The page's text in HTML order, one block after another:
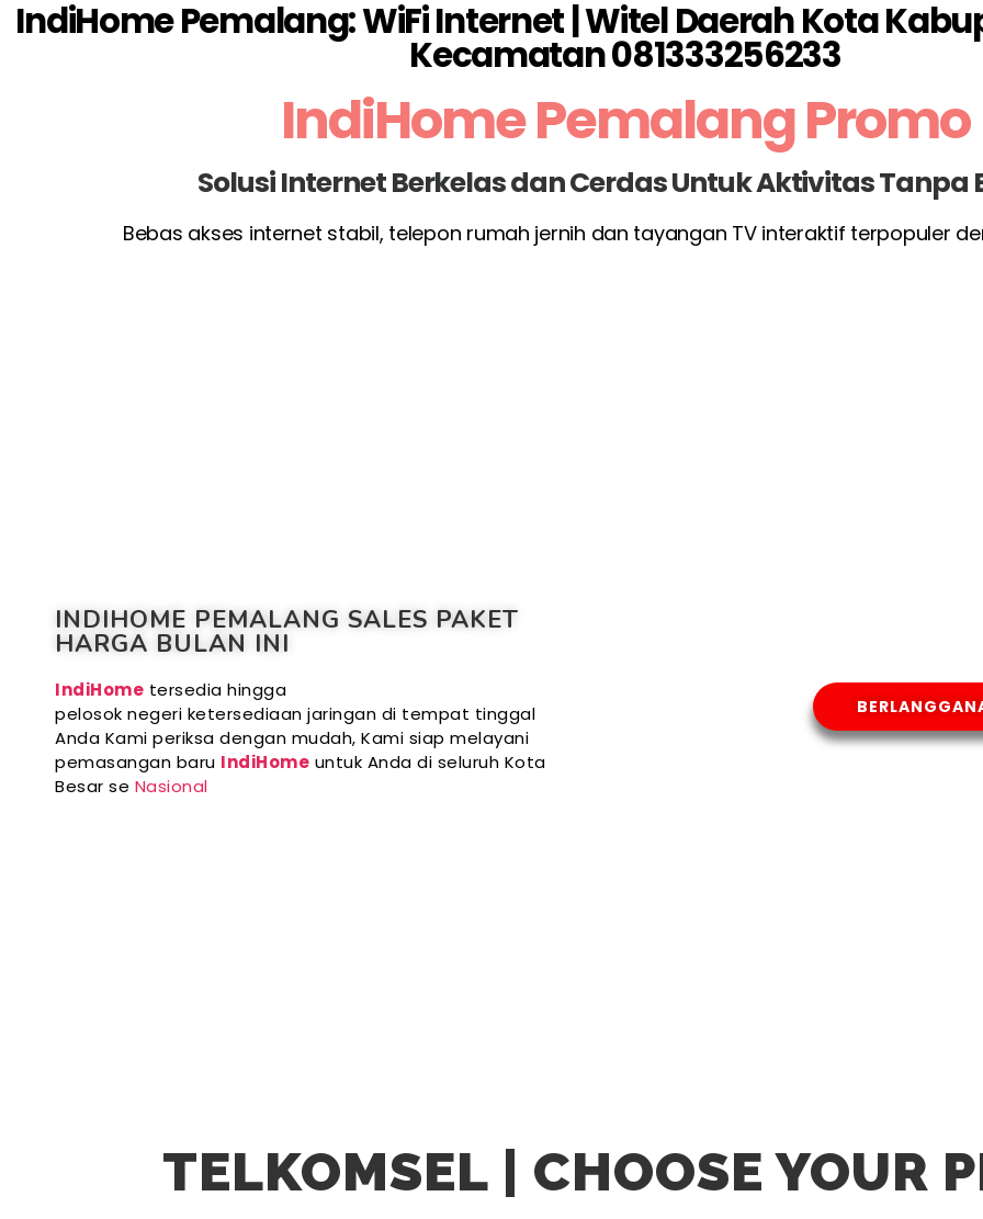
IndiHome Pemalang: WiFi Internet | Witel Daerah Kota
Kecamatan 081333256233
IndiHome Pemalang Promo
Solusi Internet Berkelas dan Cerdas Untuk Aktivitas Tanpa
Bebas akses internet stabil, telepon rumah jernih dan tayangan TV interaktif terpopuler
INDIHOME PEMALANG SALES PAKET
HARGA BULAN INI
IndiHome tersedia hingga
pelosok negeri ketersediaan jaringan di tempat tinggal
Anda Kami periksa dengan mudah, Kami siap melayani
pemasangan baru IndiHome untuk Anda di seluruh Kota
Besar se Nasional
TELKOMSEL | CHOOSE YOUR